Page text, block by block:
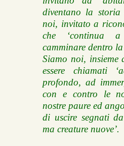
diventano la
noi, invitato a
che ‘continua
camminare dentro
Siamo noi, insieme
essere chiamati
profondo, ad
con e contro le
nostre paure ed
di uscire segnati
ma creature nuove’.